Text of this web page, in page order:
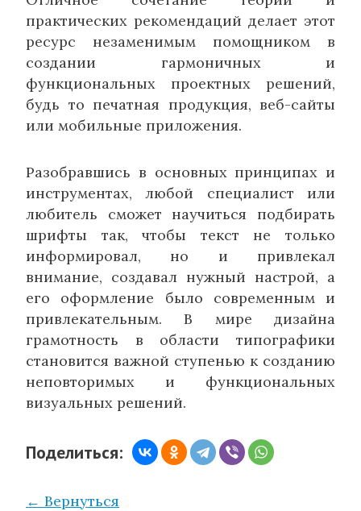
практических рекомендаций делает этот
ресурс незаменимым помощником в
создании гармоничных и
функциональных проектных решений,
будь то печатная продукция, веб-сайты
или мобильные приложения.
Разобравшись в основных принципах и
инструментах, любой специалист или
любитель сможет научиться подбирать
шрифты так, чтобы текст не только
информировал, но и привлекал
внимание, создавал нужный настрой, а
его оформление было современным и
привлекательным. В мире дизайна
грамотность в области типографики
становится важной ступенью к созданию
неповторимых и функциональных
визуальных решений.
Поделиться:
← Вернуться